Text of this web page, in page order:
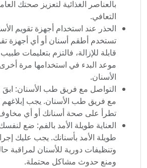
بالعناصر الغذائية لتعزيز صحتك
التعافي.
الحذر عند استخدام أجهزة تقويم
تستخدم أطقم أسنان أو أي أجهزة
قابلة للإزالة، فالتزم بتعليمات
موعد البدء في استخدامها مرة
الأسنان.
التواصل مع فريق طب الأسنان:
مع فريق طب الأسنان. يجب إبلاغهم
تطرأ على صحة أسنانك أو أي
العناية طويلة الأمد بالفم: ضع لنفسك
طويلة الأمد بأسنانك. يجب عليك
وتنظيفات دورية للأسنان لمراقبة
ومنع حدوث مشاكل محتملة.